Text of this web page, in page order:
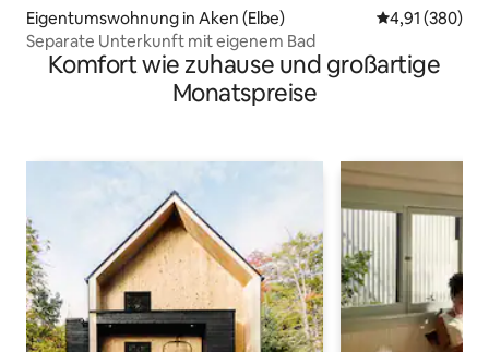
Eigentumswohnung in Aken (Elbe)
4,91 (380)
Separate Unterkunft mit eigenem Bad
Komfort wie zuhause und großartige
Monatspreise